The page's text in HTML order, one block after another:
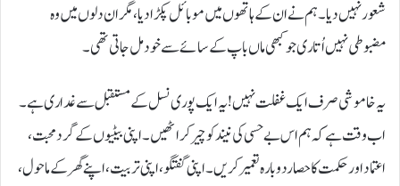
شعور نہیں دیا۔ ہم نے ان کے ہاتھوں میں موبائل پکڑا دیا، مگر ان دلوں میں وہ
مضبوطی نہیں اُتاری جو کبھی ماں باپ کے سائے سے خود مل جاتی تھی۔
یہ خاموشی صرف ایک غفلت نہیں! یہ ایک پوری نسل کے مستقبل سے غداری ہے۔
اب وقت ہے کہ ہم اس بے حسی کی نیند کو چیر کر اٹھیں۔ اپنی بیٹیوں کے گرد محبت،
اعتماد اور حکمت کا حصار دوبارہ تعمیر کریں۔ اپنی گفتگو، اپنی تربیت، اپنے گھر کے ماحول،